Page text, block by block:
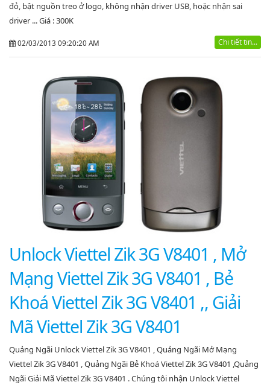
đỏ, bật nguồn treo ở logo, không nhận driver USB, hoặc nhận sai
driver ... Giá : 300K
02/03/2013 09:20:20 AM Chi tiết tin...
Unlock Viettel Zik 3G V8401 , Mở
Mạng Viettel Zik 3G V8401 , Bẻ
Khoá Viettel Zik 3G V8401 ,, Giải
Mã Viettel Zik 3G V8401
Quảng Ngãi Unlock Viettel Zik 3G V8401 , Quảng Ngãi Mở Mạng
Viettel Zik 3G V8401 , Quảng Ngãi Bẻ Khoá Viettel Zik 3G V8401 ,Quảng
Ngãi Giải Mã Viettel Zik 3G V8401 . Chúng tôi nhận Unlock Viettel